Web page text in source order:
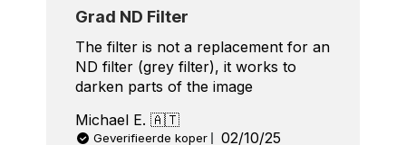
Grad ND Filter
The filter is not a replacement for an
ND filter (grey filter), it works to
darken parts of the image
Michael E. 🇦🇹
Geverifieerde koper
Published
02/10/25